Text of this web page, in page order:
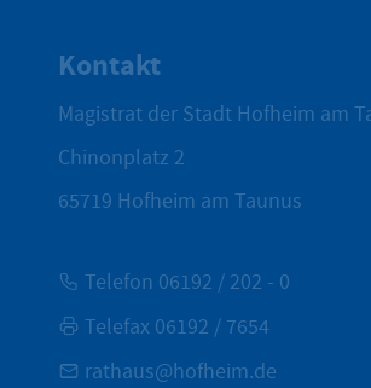
Kontakt
Magistrat der Stadt Hofheim am
Chinonplatz 2
65719 Hofheim am Taunus
Telefon 06192 / 202 - 0
Telefax 06192 / 7654
rathaus@hofheim.de